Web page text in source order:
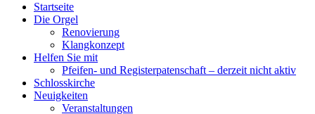
Startseite
Die Orgel
Renovierung
Klangkonzept
Helfen Sie mit
Pfeifen- und Registerpatenschaft – derzeit nicht aktiv
Schlosskirche
Neuigkeiten
Veranstaltungen